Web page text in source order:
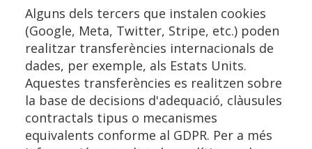
Alguns dels tercers que instalen cookies
(Google, Meta, Twitter, Stripe, etc.) poden
realitzar transferències internacionals de
dades, per exemple, als Estats Units.
Aquestes transferències es realitzen sobre
la base de decisions d'adequació, clàusules
contractals tipus o mecanismes
equivalents conforme al GDPR. Per a més